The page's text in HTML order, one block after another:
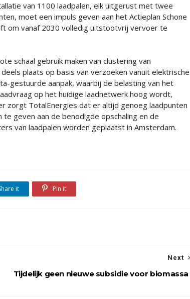
van 1100 laadpalen, elk uitgerust met twee
moet een impuls geven aan het Actieplan Schone
om vanaf 2030 volledig uitstootvrij vervoer te
schaal gebruik maken van clustering van
plaats op basis van verzoeken vanuit elektrische
gestuurde aanpak, waarbij de belasting van het
op het huidige laadnetwerk hoog wordt,
zorgt TotalEnergies dat er altijd genoeg laadpunten
geven aan de benodigde opschaling en de
van laadpalen worden geplaatst in Amsterdam.
it Pin it
Next
Tijdelijk geen nieuwe subsidie voor biomassa